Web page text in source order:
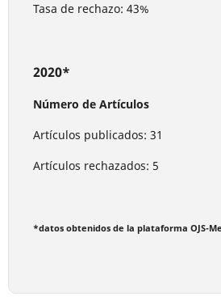
Tasa de rechazo: 43%
2020*
Número de Artículos
Artículos publicados: 31
Artículos rechazados: 5
*datos obtenidos de la plataforma OJS-